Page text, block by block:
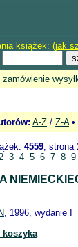
książek: (jak
zamówienie
A-Z / Z-A•
4559, strona
3 4 5 6 7 8 9
, 1996, wydanie I